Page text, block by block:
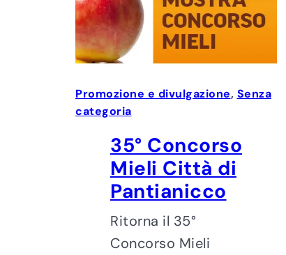
Promozione e divulgazione, Senza
categoria
35° Concorso
Mieli Città di
Pantianicco
Ritorna il 35°
Concorso Mieli